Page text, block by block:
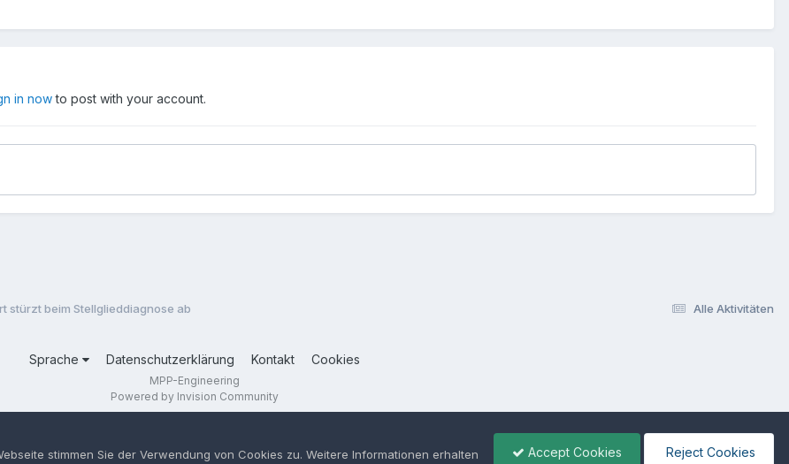
in nowto post with your account.
Alle Aktivitäten
stürzt beim Stellglieddiagnose ab
Sprache Datenschutzerklärung Kontakt Cookies
MPP-Engineering
Powered by Invision Community
stimmen Sie der Verwendung von Cookies zu. Weitere Informationen erhalten Accept Cookies Reject Cookies